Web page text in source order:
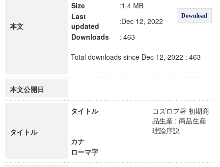
本文
Download
Size
:1.4 MB
Last
updated
:Dec 12, 2022
Downloads
: 463
Total downloads since Dec 12, 2022 : 463
本文公開日
タイトル
タイトル
コズロフ著 初期商
品生産 : 商品生産
理論序説
カナ
ローマ字